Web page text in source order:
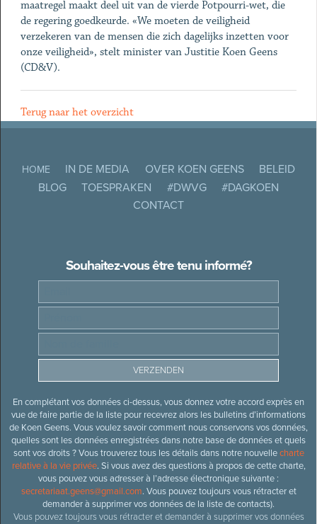
maatregel maakt deel uit van de vierde Potpourri-wet, die
de regering goedkeurde. «We moeten de veiligheid
verzekeren van de mensen die zich dagelijks inzetten voor
onze veiligheid», stelt minister van Justitie Koen Geens
(CD&V).
Terug naar het overzicht
HOME IN DE MEDIA OVER KOEN GEENS
BELEID
BLOG
TOESPRAKEN #DWVG
#DAGKOEN
CONTACT
Souhaitez-vous être tenu informé?
En complétant vos données ci-dessus, vous donnez votre accord exprès en
vue de faire partie de la liste pour recevrez alors les bulletins d’informations
de Koen Geens. Vous voulez savoir comment nous conservons vos données,
quelles sont les données enregistrées dans notre base de données et quels
sont vos droits ? Vous trouverez tous les détails dans notre nouvellecharte
relative à la vie privée. Si vous avez des questions à propos de cette charte,
vous pouvez vous adresser à l’adresse électronique suivante :
secretariaat.geens@gmail.com. Vous pouvez toujours vous rétracter et
demander à supprimer vos données de la liste de contacts).
Vous pouvez toujours vous rétracter et demander à supprimer vos données